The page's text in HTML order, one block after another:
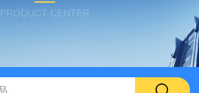
PRODUCT CENTER